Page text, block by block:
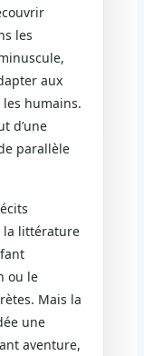
les
aux
humains.
d’une
parallèle
la littérature
ou le
Mais la
une
aventure,